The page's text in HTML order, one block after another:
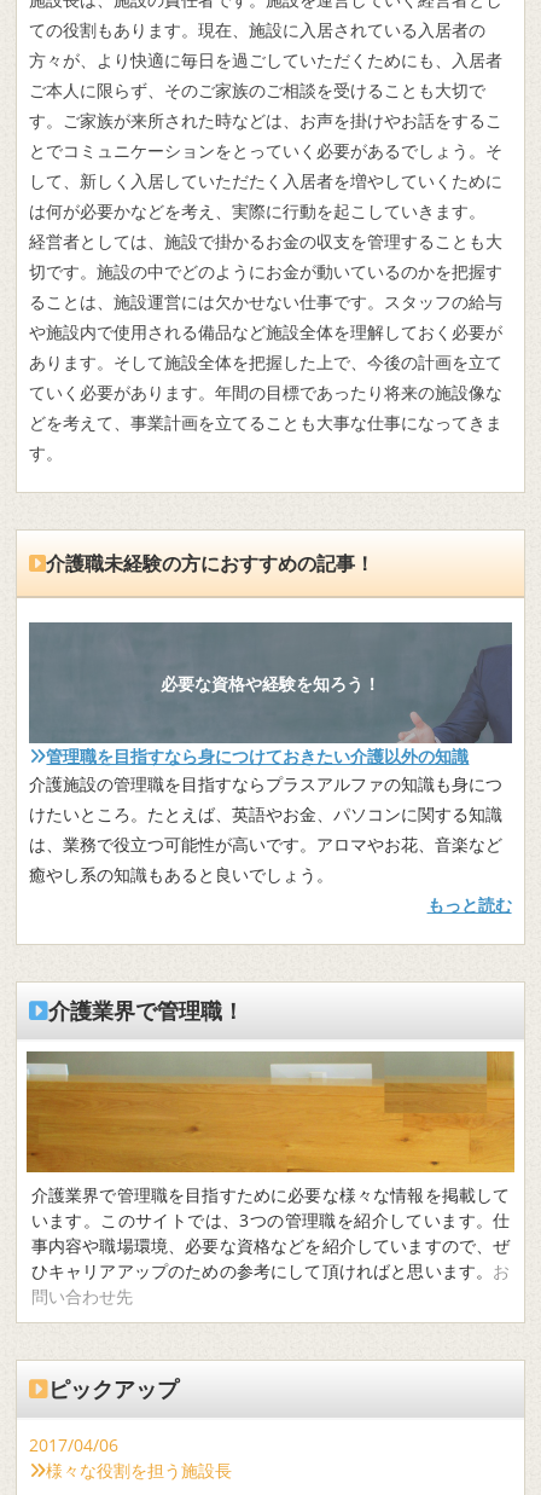
ての役割もあります。現在、施設に入居されている入居者の
方々が、より快適に毎日を過ごしていただくためにも、入居者
ご本人に限らず、そのご家族のご相談を受けることも大切で
す。ご家族が来所された時などは、お声を掛けやお話をするこ
とでコミュニケーションをとっていく必要があるでしょう。そ
して、新しく入居していただたく入居者を増やしていくために
は何が必要かなどを考え、実際に行動を起こしていきます。
経営者としては、施設で掛かるお金の収支を管理することも大
切です。施設の中でどのようにお金が動いているのかを把握す
ることは、施設運営には欠かせない仕事です。スタッフの給与
や施設内で使用される備品など施設全体を理解しておく必要が
あります。そして施設全体を把握した上で、今後の計画を立て
ていく必要があります。年間の目標であったり将来の施設像な
どを考えて、事業計画を立てることも大事な仕事になってきま
す。
介護職未経験の方におすすめの記事！
必要な資格や経験を知ろう！
管理職を目指すなら身につけておきたい介護以外の知識
介護施設の管理職を目指すならプラスアルファの知識も身につ
けたいところ。たとえば、英語やお金、パソコンに関する知識
は、業務で役立つ可能性が高いです。アロマやお花、音楽など
癒やし系の知識もあると良いでしょう。
もっと読む
介護業界で管理職！
介護業界で管理職を目指すために必要な様々な情報を掲載して
います。このサイトでは、3つの管理職を紹介しています。仕
事内容や職場環境、必要な資格などを紹介していますので、ぜ
ひキャリアアップのための参考にして頂ければと思います。 お
問い合わせ先
ピックアップ
2017/04/06
様々な役割を担う施設長